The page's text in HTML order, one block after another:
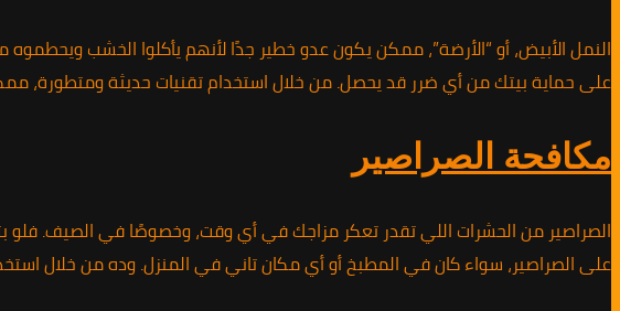
النمل الأبيض، أو “الأرضة”، ممكن يكون عدو خطير جدًا لأنهم يأكلوا الخشب
على حماية بيتك من أي ضرر قد يحصل. من خلال استخدام تقنيات حديثة ومتطورة،
مكافحة الصراصير
الصراصير من الحشرات اللي تقدر تعكر مزاجك في أي وقت، وخصوصًا في الصيف. فلو
على الصراصير، سواء كان في المطبخ أو أي مكان تاني في المنزل. وده من خلال